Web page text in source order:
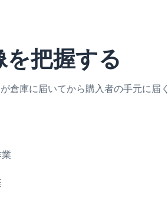
を把握する
倉庫に届いてから購入者の手元に